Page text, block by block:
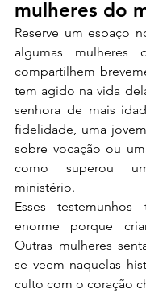
mulheres do
Reserve um espaço
algumas mulheres
compartilhem
tem agido na vida
senhora de mais
fidelidade, uma
sobre vocação ou
como superou
ministério.
Esses
enorme porque
Outras mulheres
se veem naquelas
culto com o coração